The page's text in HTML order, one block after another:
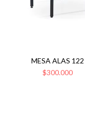
MESA ALAS 122
$300.000